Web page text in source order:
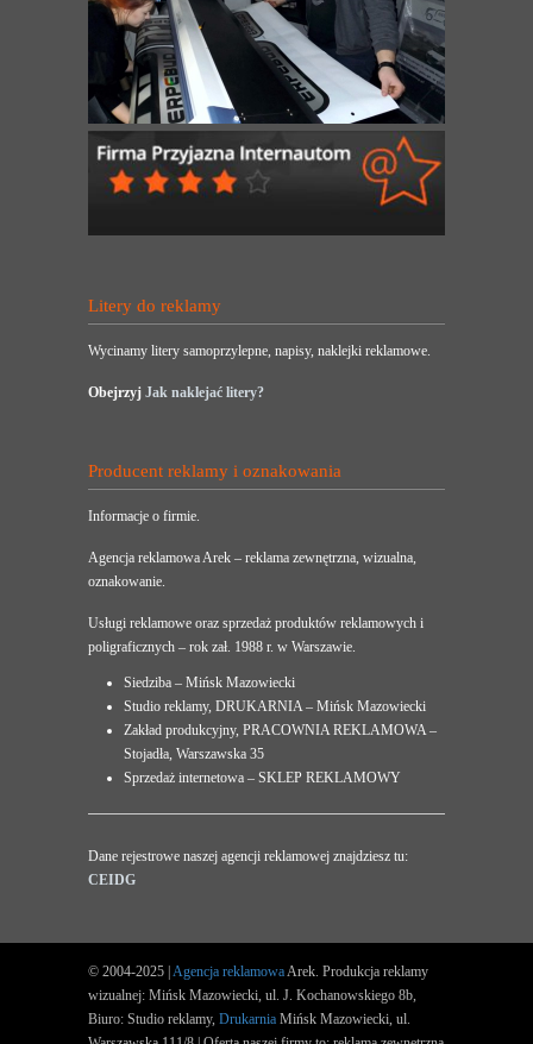
Litery do reklamy
Wycinamy litery samoprzylepne, napisy, naklejki reklamowe.
Obejrzyj Jak naklejać litery?
Producent reklamy i oznakowania
Informacje o firmie.
Agencja reklamowa Arek – reklama zewnętrzna, wizualna,
oznakowanie.
Usługi reklamowe oraz sprzedaż produktów reklamowych i
poligraficznych – rok zał. 1988 r. w Warszawie.
Siedziba – Mińsk Mazowiecki
Studio reklamy, DRUKARNIA – Mińsk Mazowiecki
Zakład produkcyjny, PRACOWNIA REKLAMOWA –
Stojadła, Warszawska 35
Sprzedaż internetowa – SKLEP REKLAMOWY
Dane rejestrowe naszej agencji reklamowej znajdziesz tu:
CEIDG
© 2004-2025 | Agencja reklamowaArek. Produkcja reklamy
wizualnej: Mińsk Mazowiecki, ul. J. Kochanowskiego 8b,
Biuro: Studio reklamy, Drukarnia Mińsk Mazowiecki, ul.